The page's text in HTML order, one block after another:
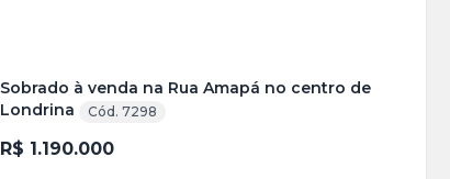
Sobrado à venda na Rua Amapá no centro de
Londrina
Cód. 7298
R$ 1.190.000